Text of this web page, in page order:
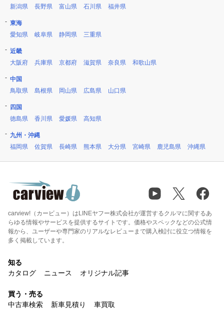
新潟県
長野県 富山県 石川県 福井県
東海
愛知県
岐阜県 静岡県 三重県
近畿
大阪府
兵庫県 京都府 滋賀県 奈良県 和歌山県
中国
鳥取県
島根県 岡山県 広島県 山口県
四国
徳島県
香川県 愛媛県 高知県
九州・沖縄
福岡県
佐賀県 長崎県 熊本県 大分県 宮崎県 鹿児島県 沖縄県
carview!（カービュー）はLINEヤフー株式会社が運営するクルマに関するあ
らゆる情報やサービスを提供するサイトです。価格やスペックなどの公式情
報から、ユーザーや専門家のリアルなレビューまで購入検討に役立つ情報を
多く掲載しています。
知る
カタログ
ニュース オリジナル記事
買う・売る
中古車検索
新車見積り 車買取